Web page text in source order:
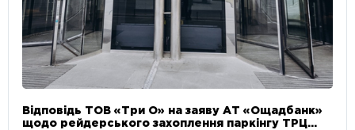
Відповідь ТОВ «Три О» на заяву АТ «Ощадбанк»
щодо рейдерського захоплення паркінгу ТРЦ